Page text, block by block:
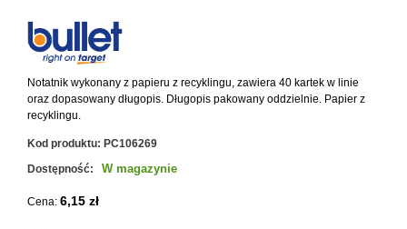
Notatnik wykonany z papieru z recyklingu, zawiera 40 kartek w linie
oraz dopasowany długopis. Długopis pakowany oddzielnie. Papier z
recyklingu.
Kod produktu: PC106269
Dostępność:
W magazynie
Cena: 6,15 zł